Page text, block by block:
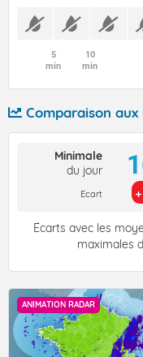
5
min
10
min
Comparaison
Minimale
du jour
Ecart
Écarts avec les
maximales
ANIMATION RADAR